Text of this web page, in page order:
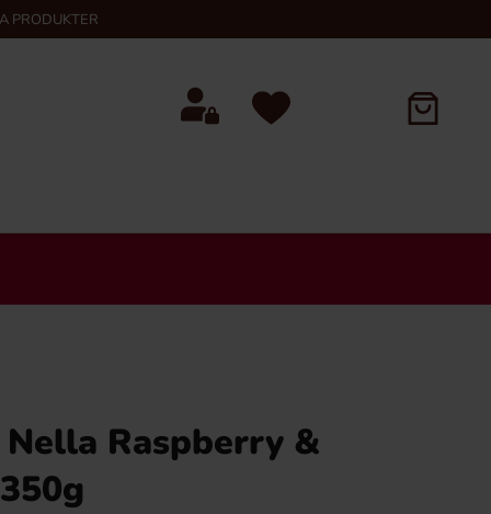
PRODUKTER
Raspberry &